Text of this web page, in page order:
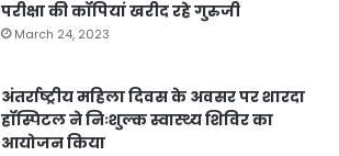
परीक्षा की कॉपियां खरीद रहे गुरुजी
March 24, 2023
अंतर्राष्ट्रीय महिला दिवस के अवसर पर शारदा
हॉस्पिटल ने निःशुल्क स्वास्थ्य शिविर का
आयोजन किया